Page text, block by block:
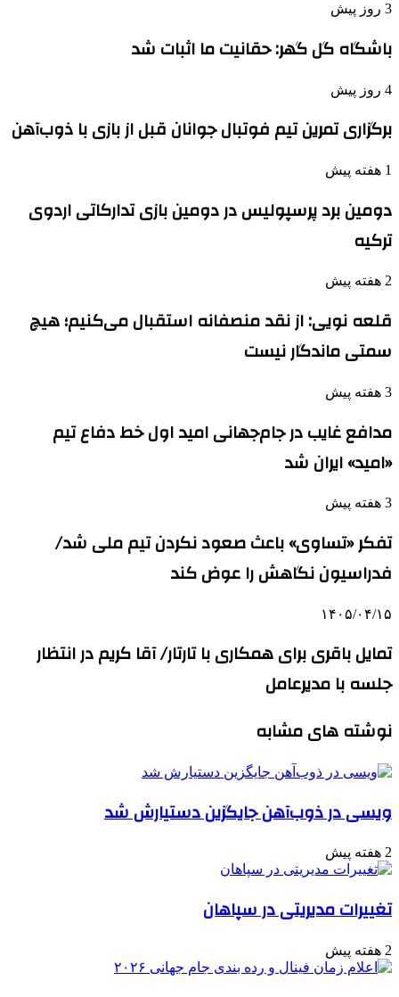
3 روز پیش
باشگاه گل گهر: حقانیت ما اثبات شد
4 روز پیش
برگزاری تمرین تیم فوتبال جوانان قبل از بازی با ذوب‌آهن
1 هفته پیش
دومین برد پرسپولیس در دومین بازی تدارکاتی اردوی
ترکیه
2 هفته پیش
قلعه نویی: از نقد منصفانه استقبال می‌کنیم؛ هیچ
سمتی ماندگار نیست
3 هفته پیش
مدافع غایب در جام‌جهانی امید اول خط دفاع تیم
«امید» ایران شد
3 هفته پیش
تفکر «تساوی» باعث صعود نکردن تیم ملی شد/
فدراسیون نگاهش را عوض کند
۱۴۰۵/۰۴/۱۵
تمایل باقری برای همکاری با تارتار/ آقا کریم در انتظار
جلسه با مدیرعامل
نوشته های مشابه
ویسی در ذوب‌آهن جایگزین دستیارش شد
2 هفته پیش
تغییرات مدیریتی در سپاهان
2 هفته پیش